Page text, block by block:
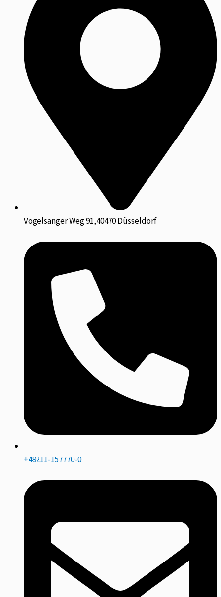
Vogelsanger Weg 91,40470 Düsseldorf
+49211-157770-0